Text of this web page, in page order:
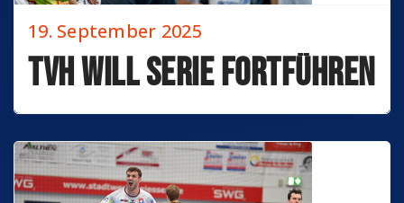
TVH will Serie fortführen
19. September 2025